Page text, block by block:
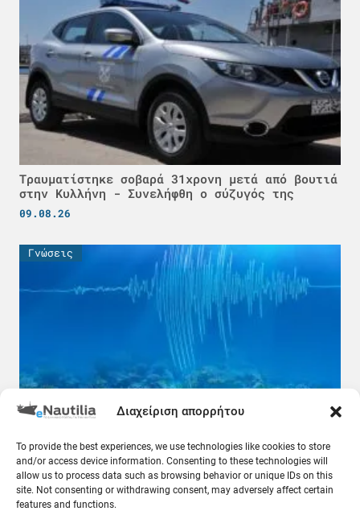
Διαχείριση απορρήτου
To provide the best experiences, we use technologies like cookies to store
and/or access device information. Consenting to these technologies will
allow us to process data such as browsing behavior or unique IDs on this
site. Not consenting or withdrawing consent, may adversely affect certain
features and functions.
Τραυματίστηκε σοβαρά 31χρονη μετά από βουτιά
στην Κυλλήνη - Συνελήφθη ο σύζυγός της
09.08.26
Γνώσεις
Τι γίνεται σε περίπτωση σεισμού στη θάλασσα
ενώ βρισκόμαστε στο πλοίο; Χρήσιμες
ερωτήσεις και απαντήσεις
09.08.26